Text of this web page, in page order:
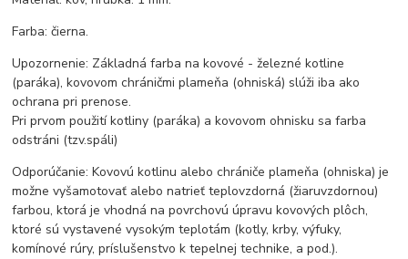
Farba: čierna.
Upozornenie: Základná farba na kovové - železné kotline
(paráka), kovovom chráničmi plameňa (ohniská) slúži iba ako
ochrana pri prenose.
Pri prvom použití kotliny (paráka) a kovovom ohnisku sa farba
odstráni (tzv.spáli)
Odporúčanie: Kovovú kotlinu alebo chrániče plameňa (ohniska) je
možne vyšamotovať alebo natrieť teplovzdorná (žiaruvzdornou)
farbou, ktorá je vhodná na povrchovú úpravu kovových plôch,
ktoré sú vystavené vysokým teplotám (kotly, krby, výfuky,
komínové rúry, príslušenstvo k tepelnej technike, a pod.).